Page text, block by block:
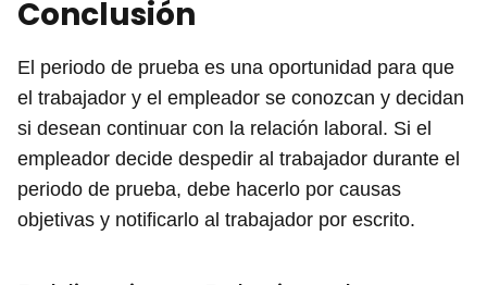
Conclusión
El periodo de prueba es una oportunidad para que
el trabajador y el empleador se conozcan y decidan
si desean continuar con la relación laboral. Si el
empleador decide despedir al trabajador durante el
periodo de prueba, debe hacerlo por causas
objetivas y notificarlo al trabajador por escrito.